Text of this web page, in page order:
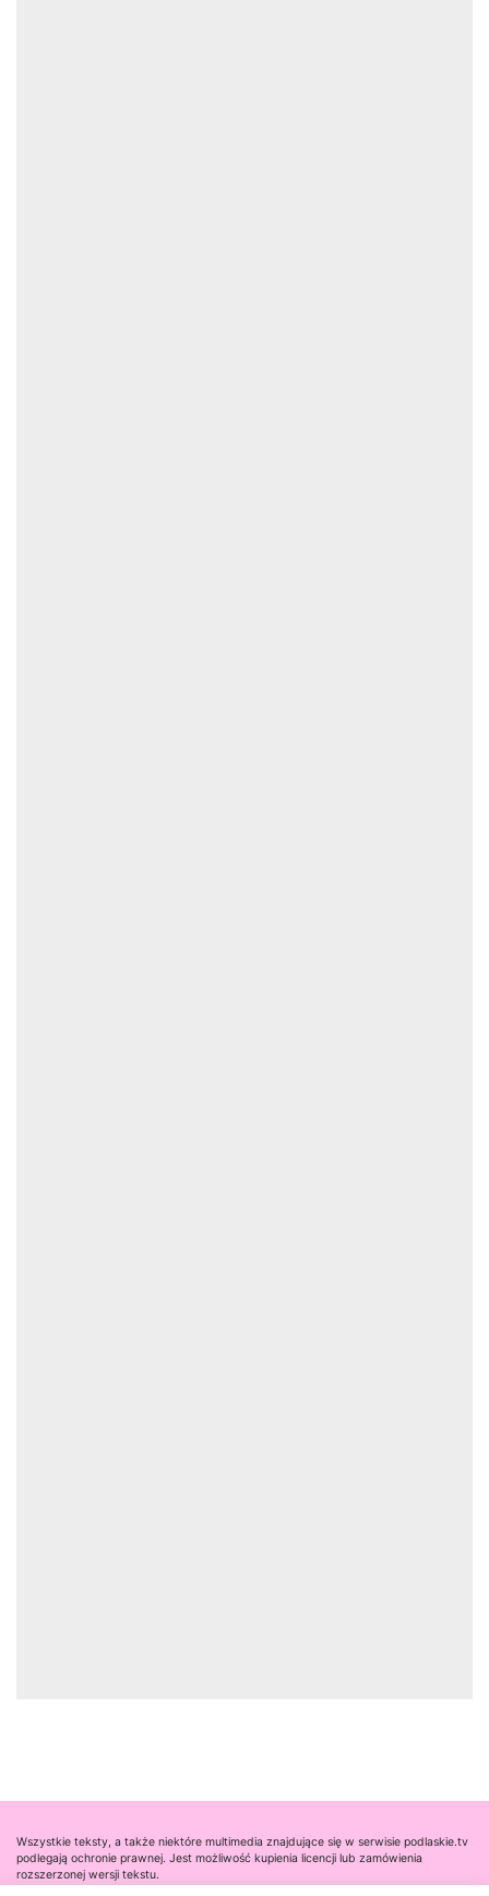
Wszystkie teksty, a także niektóre multimedia znajdujące się w serwisie podlaskie.tv
podlegają ochronie prawnej. Jest możliwość kupienia licencji lub zamówienia
rozszerzonej wersji tekstu.